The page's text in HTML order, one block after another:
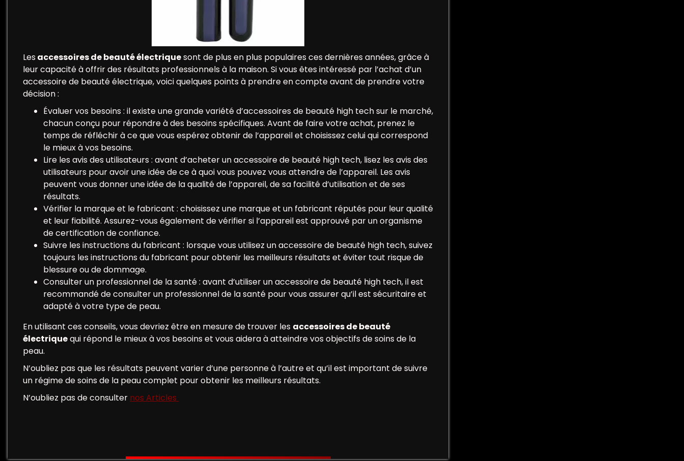
Lesaccessoires de beauté électriquesont de plus en plus populaires ces dernières années, grâce à
leur capacité à offrir des résultats professionnels à la maison. Si vous êtes intéressé par l’achat d’un
accessoire de beauté électrique, voici quelques points à prendre en compte avant de prendre votre
décision :
Évaluer vos besoins : il existe une grande variété d’accessoires de beauté high tech sur le marché,
chacun conçu pour répondre à des besoins spécifiques. Avant de faire votre achat, prenez le
temps de réfléchir à ce que vous espérez obtenir de l’appareil et choisissez celui qui correspond
le mieux à vos besoins.
Lire les avis des utilisateurs : avant d’acheter un accessoire de beauté high tech, lisez les avis des
utilisateurs pour avoir une idée de ce à quoi vous pouvez vous attendre de l’appareil. Les avis
peuvent vous donner une idée de la qualité de l’appareil, de sa facilité d’utilisation et de ses
résultats.
Vérifier la marque et le fabricant : choisissez une marque et un fabricant réputés pour leur qualité
et leur fiabilité. Assurez-vous également de vérifier si l’appareil est approuvé par un organisme
de certification de confiance.
Suivre les instructions du fabricant : lorsque vous utilisez un accessoire de beauté high tech, suivez
toujours les instructions du fabricant pour obtenir les meilleurs résultats et éviter tout risque de
blessure ou de dommage.
Consulter un professionnel de la santé : avant d’utiliser un accessoire de beauté high tech, il est
recommandé de consulter un professionnel de la santé pour vous assurer qu’il est sécuritaire et
adapté à votre type de peau.
En utilisant ces conseils, vous devriez être en mesure de trouver les accessoires de beauté
électriquequi répond le mieux à vos besoins et vous aidera à atteindre vos objectifs de soins de la
peau.
N’oubliez pas que les résultats peuvent varier d’une personne à l’autre et qu’il est important de suivre
un régime de soins de la peau complet pour obtenir les meilleurs résultats.
N’oubliez pas de consulter nos Articles